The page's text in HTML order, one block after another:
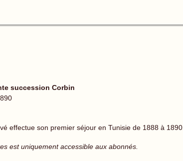
succession Corbin
effectue son premier séjour en Tunisie de 1888 à 1890.
est uniquement accessible aux abonnés.